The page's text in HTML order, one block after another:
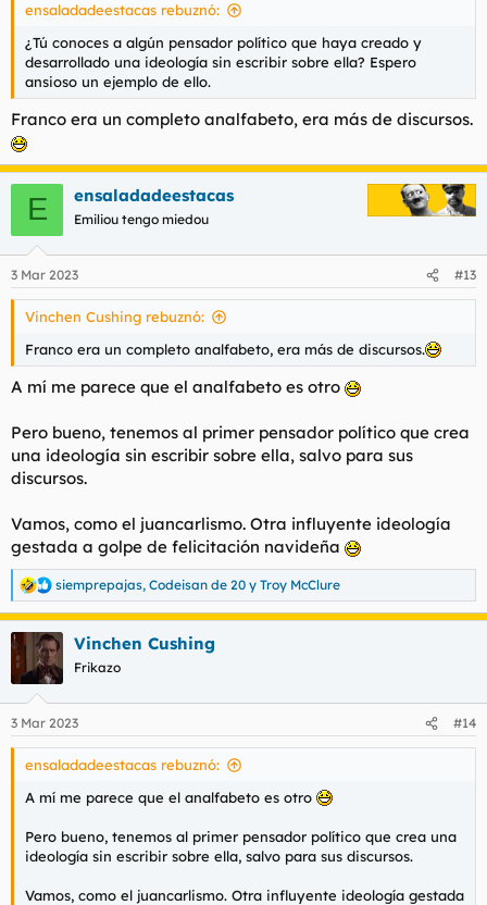
ensaladadeestacas rebuznó:
¿Tú conoces a algún pensador político que haya creado y
desarrollado una ideología sin escribir sobre ella? Espero
ansioso un ejemplo de ello.
Franco era un completo analfabeto, era más de discursos.
E ensaladadeestacas
Emiliou tengo miedou
3 Mar 2023 #13
Vinchen Cushing rebuznó:
Franco era un completo analfabeto, era más de discursos.
A mí me parece que el analfabeto es otro
Pero bueno, tenemos al primer pensador político que crea
una ideología sin escribir sobre ella, salvo para sus
discursos.
Vamos, como el juancarlismo. Otra influyente ideología
gestada a golpe de felicitación navideña
R
e
a
c
c
i
e
s
siemprepajas, Codeisan de 20 y Troy McClure
Vinchen Cushing
Frikazo
3 Mar 2023 #14
ensaladadeestacas rebuznó:
A mí me parece que el analfabeto es otro
Pero bueno, tenemos al primer pensador político que crea una
ideología sin escribir sobre ella, salvo para sus discursos.
Vamos, como el juancarlismo. Otra influyente ideología gestada